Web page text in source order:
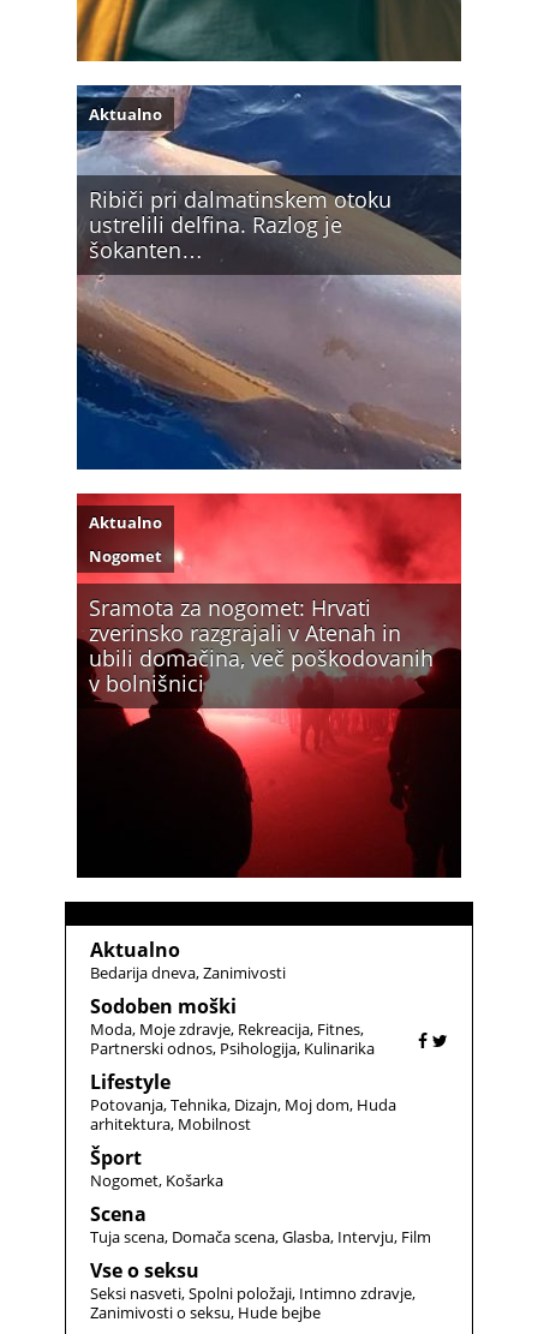
Ribiči pri dalmatinskem otoku
ustrelili delfina. Razlog je
šokanten…
Aktualno
Sramota za nogomet: Hrvati
zverinsko razgrajali v Atenah in
ubili domačina, več poškodovanih
v bolnišnici
Aktualno
Nogomet
Aktualno
Bedarija dneva Zanimivosti
Sodoben moški
Moda Moje zdravje Rekreacija Fitnes
Partnerski odnos Psihologija Kulinarika
Lifestyle
Potovanja Tehnika Dizajn Moj dom Huda
arhitektura Mobilnost
Šport
Nogomet Košarka
Scena
Tuja scena Domača scena Glasba Intervju Film
Vse o seksu
Seksi nasveti Spolni položaji Intimno zdravje
Zanimivosti o seksu Hude bejbe